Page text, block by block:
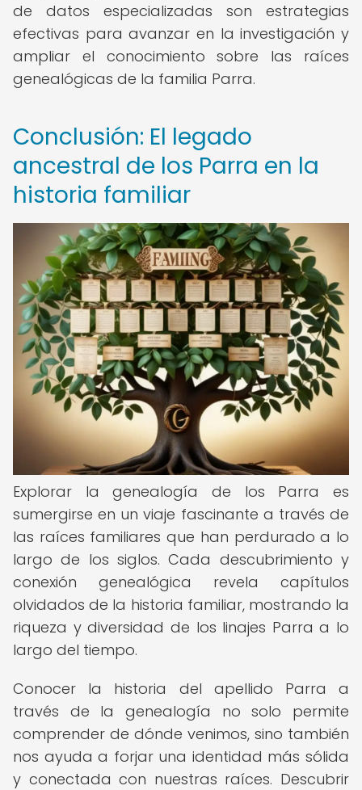
de datos especializadas son estrategias
efectivas para avanzar en la investigación y
ampliar el conocimiento sobre las raíces
genealógicas de la familia Parra.
Conclusión: El legado
ancestral de los Parra en la
historia familiar
Explorar la genealogía de los Parra es
sumergirse en un viaje fascinante a través de
las raíces familiares que han perdurado a lo
largo de los siglos. Cada descubrimiento y
conexión genealógica revela capítulos
olvidados de la historia familiar, mostrando la
riqueza y diversidad de los linajes Parra a lo
largo del tiempo.
Conocer la historia del apellido Parra a
través de la genealogía no solo permite
comprender de dónde venimos, sino también
nos ayuda a forjar una identidad más sólida
y conectada con nuestras raíces. Descubrir